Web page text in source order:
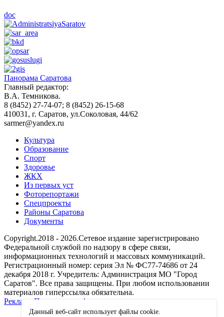
doc
Панорама Саратова
Главный редактор:
В.А. Темникова.
8 (8452) 27-74-07; 8 (8452) 26-15-68
410031, г. Саратов, ул.Соколовая, 44/62
sarmer@yandex.ru
Культура
Образование
Спорт
Здоровье
ЖКХ
Из пеpвых уст
Фоторепортажи
Спецпроекты
Районы Саратова
Документы
Copyright.2018 - 2026.Сетевое издание зарегистрировано
Федеральной службой по надзору в сфере связи,
информационных технологий и массовых коммуникаций.
Регистрационный номер: серия Эл № ФС77-74686 от 24
декабря 2018 г. Учредитель: Администрация МО "Город
Саратов". Все права защищены. При любом использовании
материалов гиперссылка обязательна.
Реклама
Политика конфиденциальности
Данный веб-сайт использует файлы сookie.